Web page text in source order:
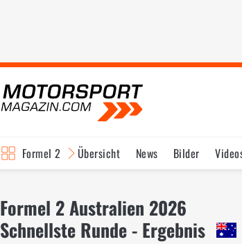
Formel 2 Übersicht News Bilder
Formel 2 Australien 2026
Schnellste Runde - Ergebnis